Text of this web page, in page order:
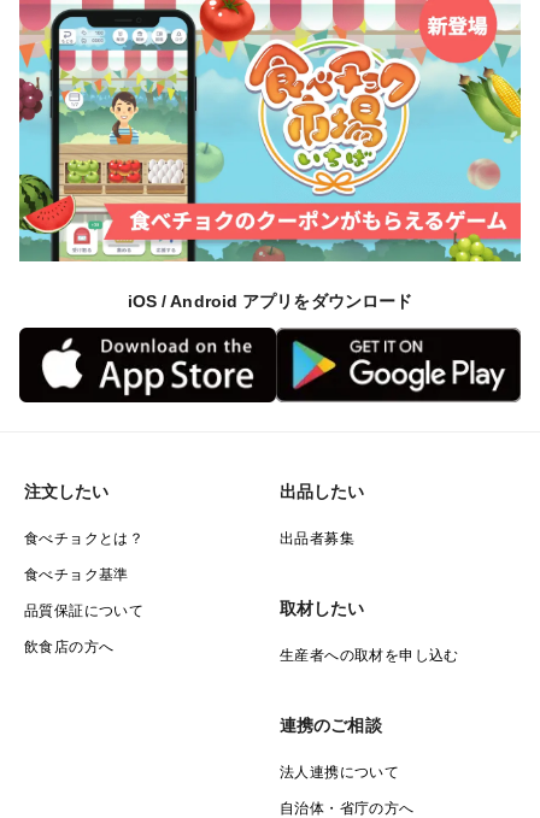
iOS / Android アプリをダウンロード
注文したい
食べチョクとは？
食べチョク基準
品質保証について
飲食店の方へ
出品したい
出品者募集
取材したい
生産者への取材を申し込む
連携のご相談
法人連携について
自治体・省庁の方へ